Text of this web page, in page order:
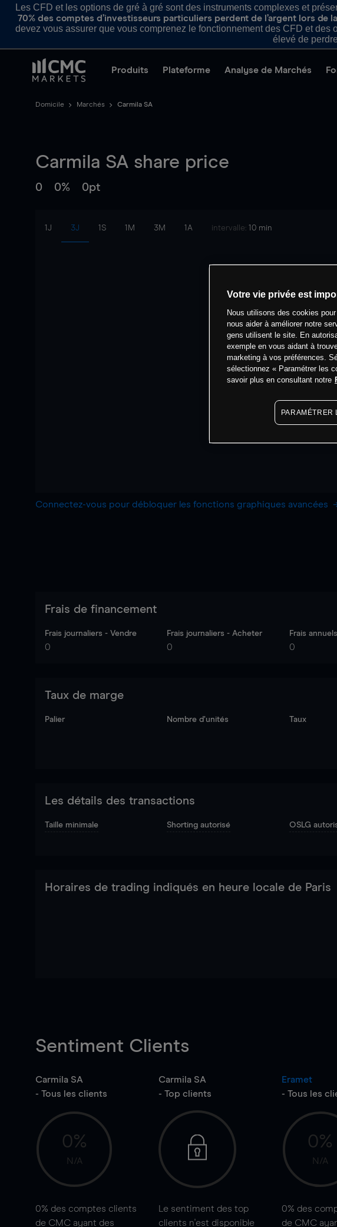
Les CFD et les options de gré à gré sont des instruments complexes et
70% des comptes d’investisseurs particuliers perdent de l’argent lors
devez vous assurer que vous comprenez le fonctionnement des CFD et
élevé de
Produits Plateforme Analyse de Marchés
Domicile Marchés Carmila SA
Carmila SA share price
0 0% 0pt
1J 3J 1S 1M 3M 1A intervalle: 10 min
Connectez-vous pour débloquer les fonctions graphiques avancées
Frais de financement
Frais journaliers - Vendre
0
Frais journaliers - Acheter
0
Frais
0
Taux de marge
Palier Nombre d’unités Taux
Les détails des transactions
Taille minimale Shorting autorisé OSLG
Horaires de trading indiqués en heure locale de Paris
Sentiment Clients
Carmila SA
- Tous les clients
0%
N/A
0% des comptes clients
de CMC ayant des
Carmila SA
- Top clients
Le sentiment des top
clients n'est disponible
Eramet
- Tous les
0%
N/A
0% des
de CMC
Votre vie privée est
Nous utilisons des cookies
nous aider à améliorer notre
gens utilisent le site. En
exemple en vous aidant à
marketing à vos préférences.
sélectionnez « Paramétrer les
savoir plus en consultant notre
PARAMÉTRER